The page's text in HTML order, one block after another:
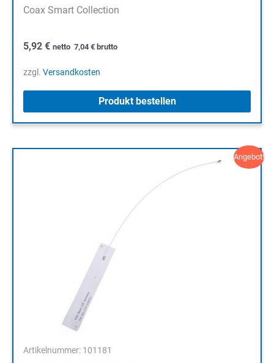
Coax Smart Collection
5,92 € netto 7,04 € brutto
zzgl. Versandkosten
Produkt bestellen
Angebot!
Artikelnummer: 101181